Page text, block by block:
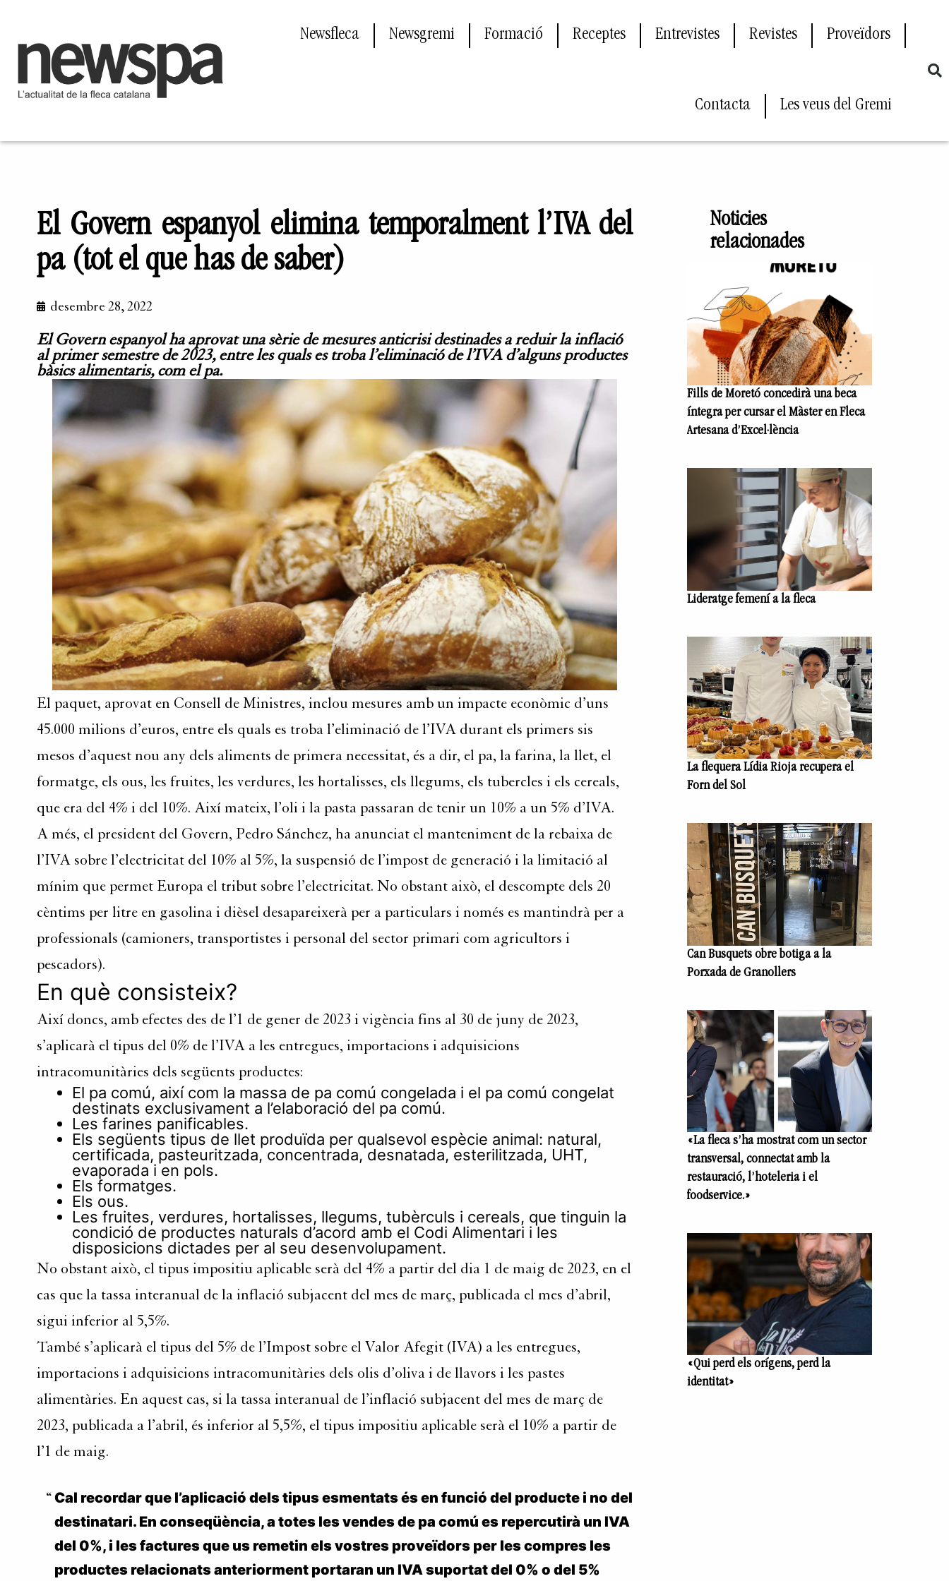
Newsfleca Newsgremi Formació Receptes Entrevistes Revistes Proveïdors
Contacta Les veus del Gremi
El Govern espanyol elimina temporalment l’IVA del
pa (tot el que has de saber)
desembre 28, 2022
El Govern espanyol ha aprovat una sèrie de mesures anticrisi destinades a reduir la inflació
al primer semestre de 2023, entre les quals es troba l’eliminació de l’IVA d’alguns productes
bàsics alimentaris, com el pa.
El paquet, aprovat en Consell de Ministres, inclou mesures amb un impacte econòmic d’uns
45.000 milions d’euros, entre els quals es troba l’eliminació de l’IVA durant els primers sis
mesos d’aquest nou any dels aliments de primera necessitat, és a dir, el pa, la farina, la llet, el
formatge, els ous, les fruites, les verdures, les hortalisses, els llegums, els tubercles i els cereals,
que era del 4% i del 10%. Així mateix, l’oli i la pasta passaran de tenir un 10% a un 5% d’IVA.
A més, el president del Govern, Pedro Sánchez, ha anunciat el manteniment de la rebaixa de
l’IVA sobre l’electricitat del 10% al 5%, la suspensió de l’impost de generació i la limitació al
mínim que permet Europa el tribut sobre l’electricitat. No obstant això, el descompte dels 20
cèntims per litre en gasolina i dièsel desapareixerà per a particulars i només es mantindrà per a
professionals (camioners, transportistes i personal del sector primari com agricultors i
pescadors).
En què consisteix?
Així doncs, amb efectes des de l’1 de gener de 2023 i vigència fins al 30 de juny de 2023,
s’aplicarà el tipus del 0% de l’IVA a les entregues, importacions i adquisicions
intracomunitàries dels següents productes:
El pa comú, així com la massa de pa comú congelada i el pa comú congelat
destinats exclusivament a l’elaboració del pa comú.
Les farines panificables.
Els següents tipus de llet produïda per qualsevol espècie animal: natural,
certificada, pasteuritzada, concentrada, desnatada, esterilitzada, UHT,
evaporada i en pols.
Els formatges.
Els ous.
Les fruites, verdures, hortalisses, llegums, tubèrculs i cereals, que tinguin la
condició de productes naturals d’acord amb el Codi Alimentari i les
disposicions dictades per al seu desenvolupament.
No obstant això, el tipus impositiu aplicable serà del 4% a partir del dia 1 de maig de 2023, en el
cas que la tassa interanual de la inflació subjacent del mes de març, publicada el mes d’abril,
sigui inferior al 5,5%.
També s’aplicarà el tipus del 5% de l’Impost sobre el Valor Afegit (IVA) a les entregues,
importacions i adquisicions intracomunitàries dels olis d’oliva i de llavors i les pastes
alimentàries. En aquest cas, si la tassa interanual de l’inflació subjacent del mes de març de
2023, publicada a l’abril, és inferior al 5,5%, el tipus impositiu aplicable serà el 10% a partir de
l’1 de maig.
Cal recordar que l’aplicació dels tipus esmentats és en funció del producte i no del
destinatari. En conseqüència, a totes les vendes de pa comú es repercutirà un IVA
del 0%, i les factures que us remetin els vostres proveïdors per les compres les
productes relacionats anteriorment portaran un IVA suportat del 0% o del 5%
Noticies
relacionades
Fills de Moretó concedirà una beca
íntegra per cursar el Màster en Fleca
Artesana d’Excel·lència
Lideratge femení a la fleca
La flequera Lídia Rioja recupera el
Forn del Sol
Can Busquets obre botiga a la
Porxada de Granollers
«La fleca s’ha mostrat com un sector
transversal, connectat amb la
restauració, l’hoteleria i el
foodservice.»
«Qui perd els orígens, perd la
identitat»